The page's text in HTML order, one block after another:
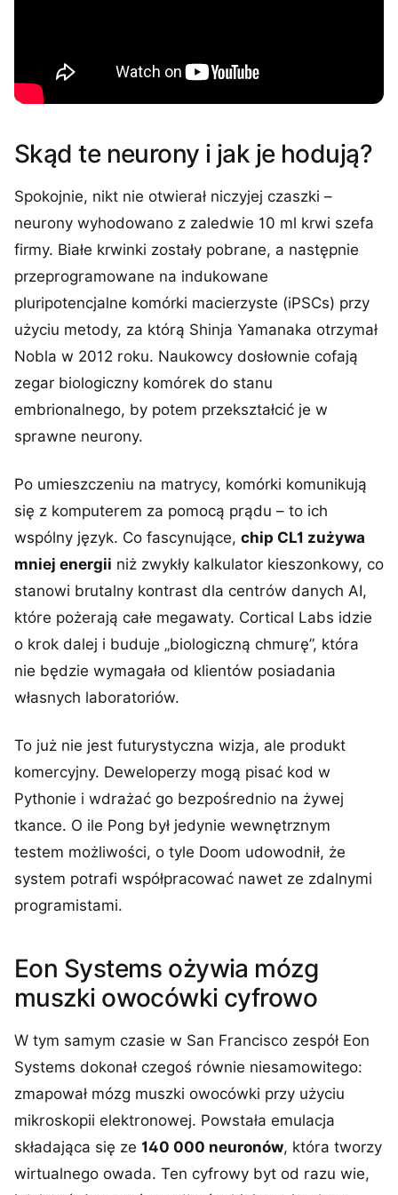
Skąd te neurony i jak je hodują?
Spokojnie, nikt nie otwierał niczyjej czaszki –
neurony wyhodowano z zaledwie 10 ml krwi szefa
firmy. Białe krwinki zostały pobrane, a następnie
przeprogramowane na indukowane
pluripotencjalne komórki macierzyste (iPSCs) przy
użyciu metody, za którą Shinja Yamanaka otrzymał
Nobla w 2012 roku. Naukowcy dosłownie cofają
zegar biologiczny komórek do stanu
embrionalnego, by potem przekształcić je w
sprawne neurony.
Po umieszczeniu na matrycy, komórki komunikują
się z komputerem za pomocą prądu – to ich
wspólny język. Co fascynujące, chip CL1 zużywa
mniej energii niż zwykły kalkulator kieszonkowy, co
stanowi brutalny kontrast dla centrów danych AI,
które pożerają całe megawaty. Cortical Labs idzie
o krok dalej i buduje „biologiczną chmurę”, która
nie będzie wymagała od klientów posiadania
własnych laboratoriów.
To już nie jest futurystyczna wizja, ale produkt
komercyjny. Deweloperzy mogą pisać kod w
Pythonie i wdrażać go bezpośrednio na żywej
tkance. O ile Pong był jedynie wewnętrznym
testem możliwości, o tyle Doom udowodnił, że
system potrafi współpracować nawet ze zdalnymi
programistami.
Eon Systems ożywia mózg
muszki owocówki cyfrowo
W tym samym czasie w San Francisco zespół Eon
Systems dokonał czegoś równie niesamowitego:
zmapował mózg muszki owocówki przy użyciu
mikroskopii elektronowej. Powstała emulacja
składająca się ze 140 000 neuronów, która tworzy
wirtualnego owada. Ten cyfrowy byt od razu wie,